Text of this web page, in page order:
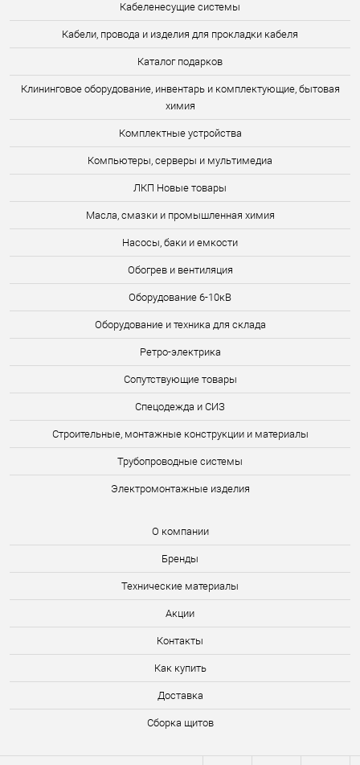
Кабеленесущие системы
Кабели, провода и изделия для прокладки кабеля
Каталог подарков
Клининговое оборудование, инвентарь и комплектующие, бытовая
химия
Комплектные устройства
Компьютеры, серверы и мультимедиа
ЛКП Новые товары
Масла, смазки и промышленная химия
Насосы, баки и емкости
Обогрев и вентиляция
Оборудование 6-10кВ
Оборудование и техника для склада
Ретро-электрика
Сопутствующие товары
Спецодежда и СИЗ
Строительные, монтажные конструкции и материалы
Трубопроводные системы
Электромонтажные изделия
О компании
Бренды
Технические материалы
Акции
Контакты
Как купить
Доставка
Сборка щитов